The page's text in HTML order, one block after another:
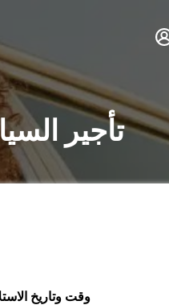
تأجير
وقت وتاريخ